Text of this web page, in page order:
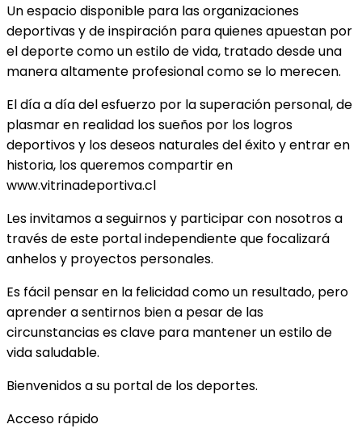
Un espacio disponible para las organizaciones
deportivas y de inspiración para quienes apuestan por
el deporte como un estilo de vida, tratado desde una
manera altamente profesional como se lo merecen.
El día a día del esfuerzo por la superación personal, de
plasmar en realidad los sueños por los logros
deportivos y los deseos naturales del éxito y entrar en
historia, los queremos compartir en
www.vitrinadeportiva.cl
Les invitamos a seguirnos y participar con nosotros a
través de este portal independiente que focalizará
anhelos y proyectos personales.
Es fácil pensar en la felicidad como un resultado, pero
aprender a sentirnos bien a pesar de las
circunstancias es clave para mantener un estilo de
vida saludable.
Bienvenidos a su portal de los deportes.
Acceso rápido